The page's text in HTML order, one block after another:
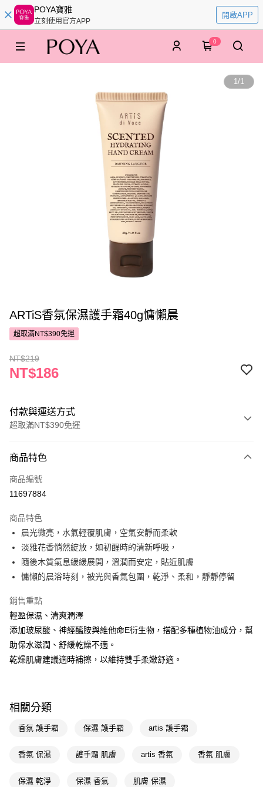
POYA寶雅
立刻使用官方APP
開啟APP
0
1/1
ARTiS香氛保濕護手霜40g慵懶晨
超取滿NT$390免運
NT$219
NT$186
付款與運送方式
超取滿NT$390免運
POYA支付
信用卡一次付款
LINE Pay
Apple Pay
街口支付
悠遊付
Google Pay
【關於「AFTEE先享後付」】
２．便利：只要手機號碼，簡訊認證，即可結帳。
１．於結帳方式選擇「AFTEE先享後付」後，將跳轉至「AFTEE先享後付」
３．收到繳費通知簡訊後14天內，點擊此簡訊中的連結，可透過四大超商／
運送方式
全家取貨付款
付款後全家取貨
每筆NT$65，滿NT$390(含以上)免運費
商品特色
商品編號
11697884
商品特色
晨光微亮，水氣輕覆肌膚，空氣安靜而柔軟
淡雅花香悄然綻放，如初醒時的清新呼吸，
隨後木質氣息緩緩展開，溫潤而安定，貼近肌膚
慵懶的晨浴時刻，被光與香氣包圍，乾淨、柔和，靜靜停留
銷售重點
輕盈保濕、清爽潤澤
添加玻尿酸、神經醯胺與維他命E衍生物，搭配多種植物油成分，幫
助保水滋潤、舒緩乾燥不適。
乾燥肌膚建議適時補擦，以維持雙手柔嫩舒適。
相關分類
香氛 護手霜 保濕 護手霜 artis 護手霜
香氛 保濕 護手霜 肌膚 artis 香氛 香氛 肌膚
保濕 乾淨 保濕 香氣 肌膚 保濕